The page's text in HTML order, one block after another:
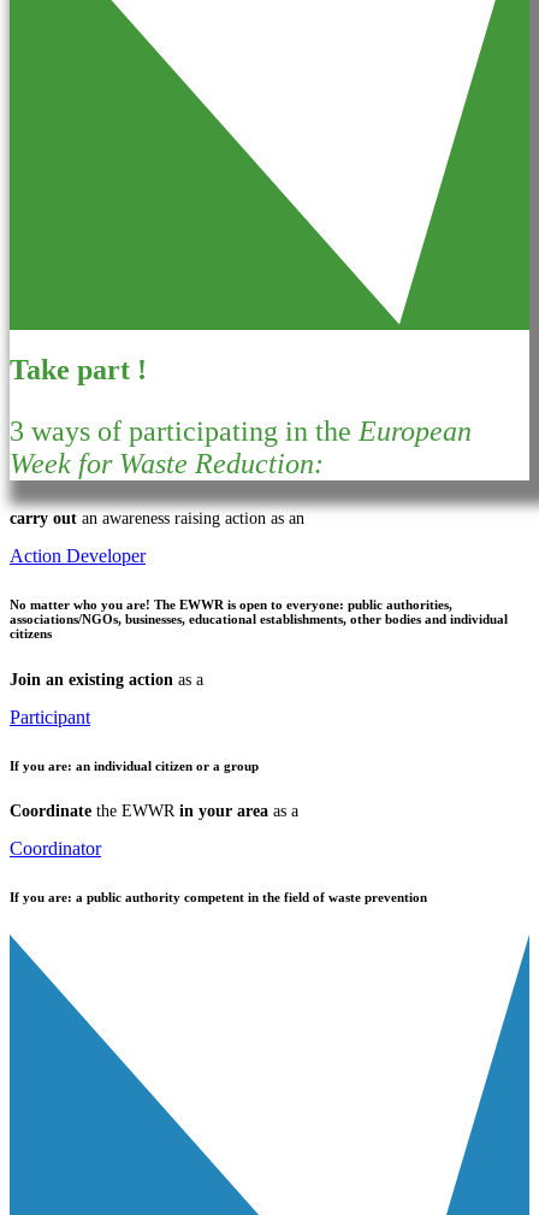
Take part !
3 ways of participating in the European
Week for Waste Reduction:
carry out an awareness raising action as an
Action Developer
No matter who you are! The EWWR is open to everyone: public authorities,
associations/NGOs, businesses, educational establishments, other bodies and individual
citizens
Join an existing action as a
Participant
If you are: an individual citizen or a group
Coordinate the EWWR in your area as a
Coordinator
If you are: a public authority competent in the field of waste prevention